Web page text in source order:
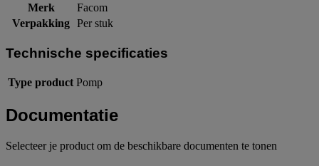
Merk
Facom
Verpakking Per stuk
Technische specificaties
Type product Pomp
Documentatie
Selecteer je product om de beschikbare documenten te tonen